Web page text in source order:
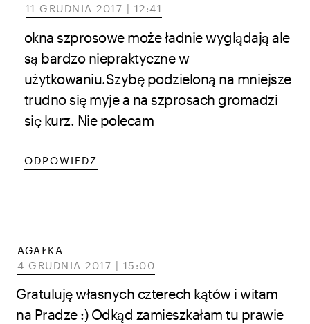
11 GRUDNIA 2017 | 12:41
okna szprosowe może ładnie wyglądają ale
są bardzo niepraktyczne w
użytkowaniu.Szybę podzieloną na mniejsze
trudno się myje a na szprosach gromadzi
się kurz. Nie polecam
ODPOWIEDZ
AGAŁKA
4 GRUDNIA 2017 | 15:00
Gratuluję własnych czterech kątów i witam
na Pradze :) Odkąd zamieszkałam tu prawie